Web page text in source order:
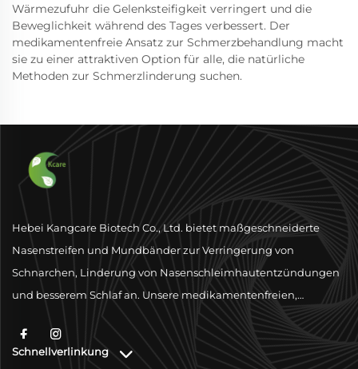
Wärmezufuhr die Gelenksteifigkeit verringert und die
Beweglichkeit während des Tages verbessert. Der
medikamentenfreie Ansatz zur Schmerzbehandlung macht
sie zu einer attraktiven Option für alle, die natürliche
Methoden zur Schmerzlinderung suchen.
Hebei Kangcare Biotech Co., Ltd. bietet maßgeschneiderte
Nasenstreifen und Mundbänder zur Verringerung von
Schnarchen, Linderung von Nasenschleimhautentzündungen
und besserem Schlaf an. Unsere medikamentenfreien,
Atmung mit hochwertigen Materialien und globaler
Konformitätsunterstützung zu verbessern.
Schnellverlinkung